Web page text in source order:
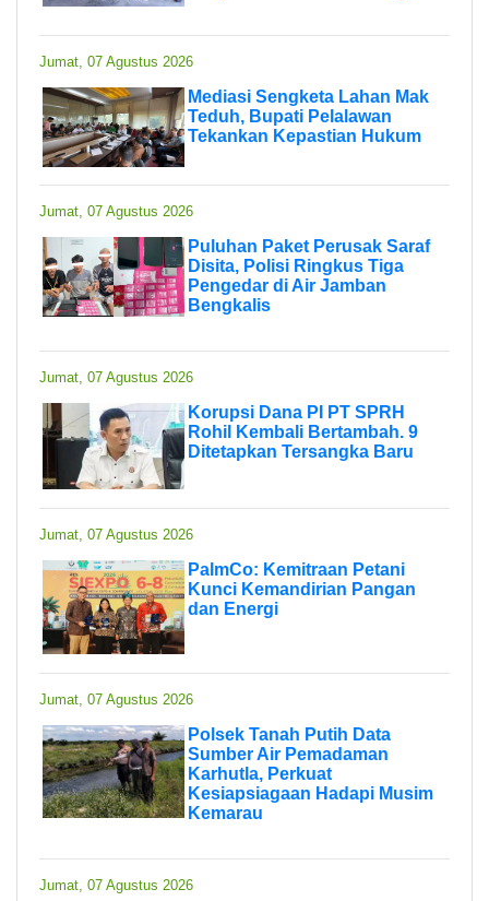
Jumat, 07 Agustus 2026
Mediasi Sengketa Lahan Mak
Teduh, Bupati Pelalawan
Tekankan Kepastian Hukum
Jumat, 07 Agustus 2026
Puluhan Paket Perusak Saraf
Disita, Polisi Ringkus Tiga
Pengedar di Air Jamban
Bengkalis
Jumat, 07 Agustus 2026
Korupsi Dana PI PT SPRH
Rohil Kembali Bertambah. 9
Ditetapkan Tersangka Baru
Jumat, 07 Agustus 2026
PalmCo: Kemitraan Petani
Kunci Kemandirian Pangan
dan Energi
Jumat, 07 Agustus 2026
Polsek Tanah Putih Data
Sumber Air Pemadaman
Karhutla, Perkuat
Kesiapsiagaan Hadapi Musim
Kemarau
Jumat, 07 Agustus 2026